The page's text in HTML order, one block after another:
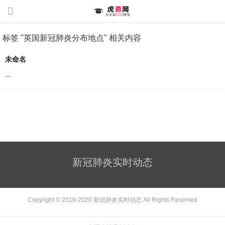
标签 "英国新冠肺炎分布地点" 相关内容
未命名
...
新冠肺炎实时动态
Copyright © 2019-2020 新冠肺炎实时动态 All Rights Reserved